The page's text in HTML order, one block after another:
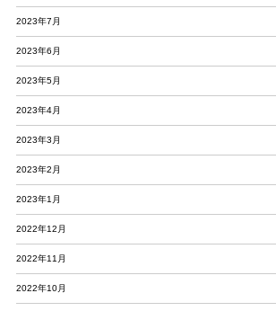
2023年7月
2023年6月
2023年5月
2023年4月
2023年3月
2023年2月
2023年1月
2022年12月
2022年11月
2022年10月